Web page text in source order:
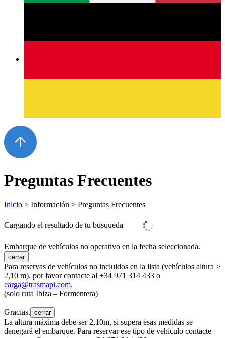
Preguntas Frecuentes
Inicio > Información > Preguntas Frecuentes
Cargando el resultado de tu búsqueda
Embarque de vehículos no operativo en la fecha seleccionada.
cerrar
Para reservas de vehículos no incluidos en la lista (vehículos altura >
2,10 m), por favor contacte al +34 971 314 433 o
carga@trasmapi.com.
(solo ruta Ibiza – Formentera)
Gracias. cerrar
La altura máxima debe ser 2,10m, si supera esas medidas se
denegará el embarque. Para reservar ese tipo de vehículo contacte